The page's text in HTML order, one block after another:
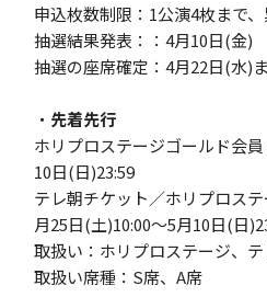
申込枚数制限：1公演4枚まで
抽選結果発表：：4月10日(金)
抽選の座席確定：4月22日(水)
・ 先着先行
ホリプロステージゴールド会
10日(日)23:59
テレ朝チケット／ホリプロス
月25日(土)10:00～5月10日(日
取扱い：ホリプロステージ、
取扱い席種：S席、A席